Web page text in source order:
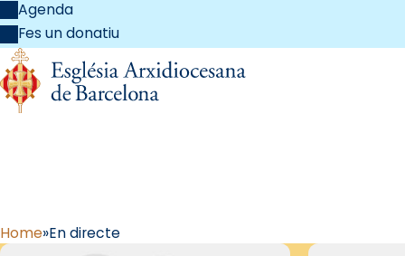
Agenda
Fes un donatiu
Home En directe